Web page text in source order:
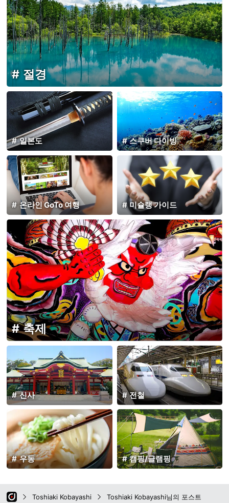
절경
일본도 스쿠버 다이빙
온라인 GoTo 여행 미슐랭 가이드
축제
전철
신사
캠핑/글램핑
우동
Toshiaki Kobayashi Toshiaki Kobayashi님의 포스트